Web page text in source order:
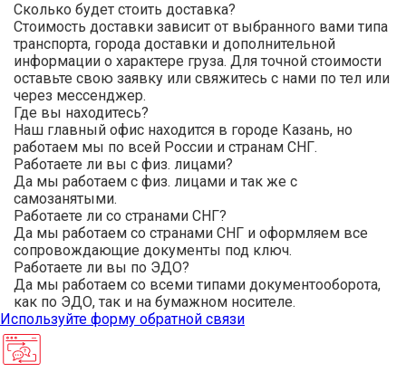
Сколько будет стоить доставка?
Стоимость доставки зависит от выбранного вами типа
транспорта, города доставки и дополнительной
информации о характере груза. Для точной стоимости
оставьте свою заявку или свяжитесь с нами по тел или
через мессенджер.
Где вы находитесь?
Наш главный офис находится в городе Казань, но
работаем мы по всей России и странам СНГ.
Работаете ли вы с физ. лицами?
Да мы работаем с физ. лицами и так же с
самозанятыми.
Работаете ли со странами СНГ?
Да мы работаем со странами СНГ и оформляем все
сопровождающие документы под ключ.
Работаете ли вы по ЭДО?
Да мы работаем со всеми типами документооборота,
как по ЭДО, так и на бумажном носителе.
Используйте форму обратной связи